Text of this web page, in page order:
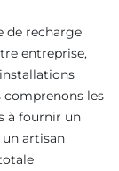
de recharge
entreprise,
comprenons les
à fournir un
un artisan